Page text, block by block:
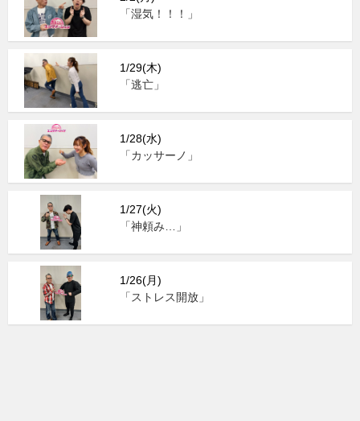
「湿気！！！」
1/29(木)
「逃亡」
1/28(水)
「カッサーノ」
1/27(火)
「神頼み…」
1/26(月)
「ストレス開放」